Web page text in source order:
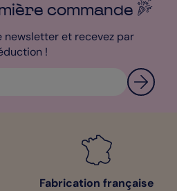
commande
newsletter et recevez par
!
Fabrication française